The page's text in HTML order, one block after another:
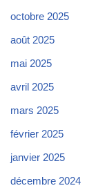
octobre 2025
août 2025
mai 2025
avril 2025
mars 2025
février 2025
janvier 2025
décembre 2024